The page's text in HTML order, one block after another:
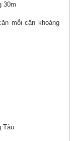
30m
mỗi căn khoảng
Tàu